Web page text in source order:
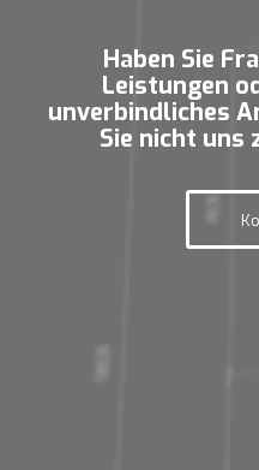
Haben Sie
Leistungen
unverbindliches
Sie nicht uns